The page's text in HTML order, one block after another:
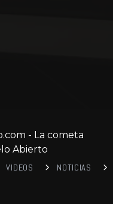
- La cometa
Abierto
VIDEOS
NOTICIAS